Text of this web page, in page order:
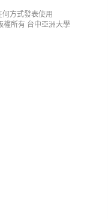
方式發表使用
所有 台中亞洲大學